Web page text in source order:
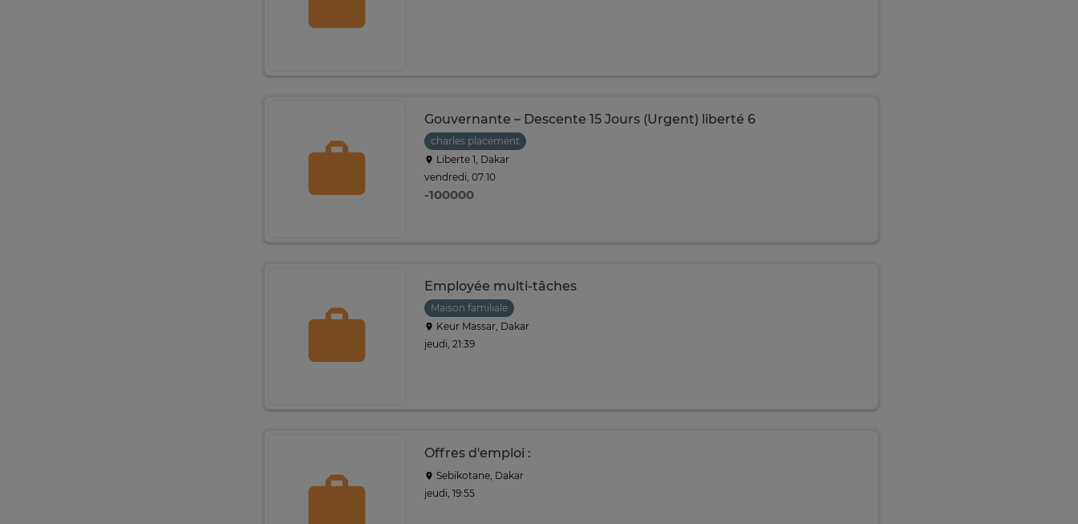
Gouvernante – Descente 15 Jours (Urgent) liberté 6
charles placement
Liberte 1, Dakar
vendredi, 07:10
-100000
Employée multi-tâches
Maison familiale
Keur Massar, Dakar
jeudi, 21:39
Offres d'emploi :
Sebikotane, Dakar
jeudi, 19:55